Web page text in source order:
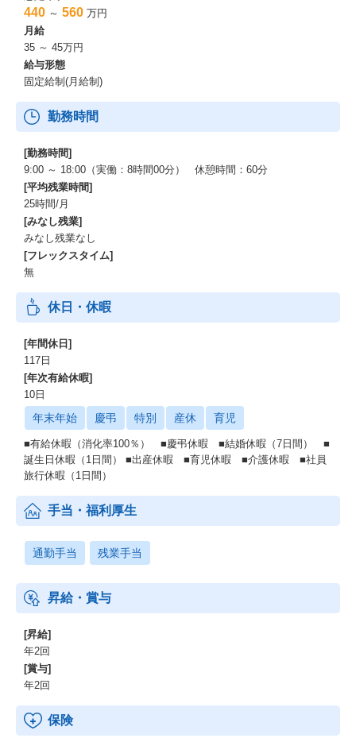
440 ～ 560 万円
月給
35 ～ 45万円
給与形態
固定給制(月給制)
勤務時間
[勤務時間]
9:00 ～ 18:00（実働：8時間00分） 休憩時間：60分
[平均残業時間]
25時間/月
[みなし残業]
みなし残業なし
[フレックスタイム]
無
休日・休暇
[年間休日]
117日
[年次有給休暇]
10日
年末年始 慶弔 特別 産休 育児
■有給休暇（消化率100％） ■慶弔休暇 ■結婚休暇（7日間） ■
誕生日休暇（1日間） ■出産休暇 ■育児休暇 ■介護休暇 ■社員
旅行休暇（1日間）
手当・福利厚生
通勤手当 残業手当
昇給・賞与
[昇給]
年2回
[賞与]
年2回
保険